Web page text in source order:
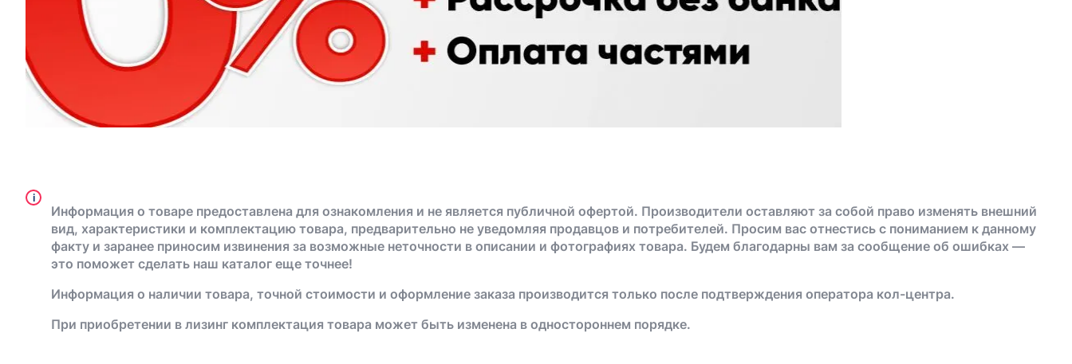
i
Информация о товаре предоставлена для ознакомления и не является публичной офертой. Производители оставляют за собой право изменять внешний
вид, характеристики и комплектацию товара, предварительно не уведомляя продавцов и потребителей. Просим вас отнестись с пониманием к данному
факту и заранее приносим извинения за возможные неточности в описании и фотографиях товара. Будем благодарны вам за сообщение об ошибках —
это поможет сделать наш каталог еще точнее!
Информация о наличии товара, точной стоимости и оформление заказа производится только после подтверждения оператора кол-центра.
При приобретении в лизинг комплектация товара может быть изменена в одностороннем порядке.